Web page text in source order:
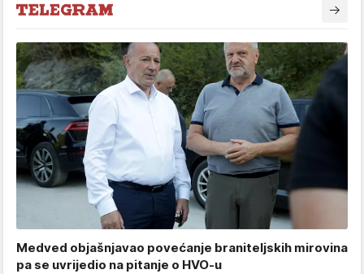
Medved objašnjavao povećanje braniteljskih mirovina
pa se uvrijedio na pitanje o HVO-u